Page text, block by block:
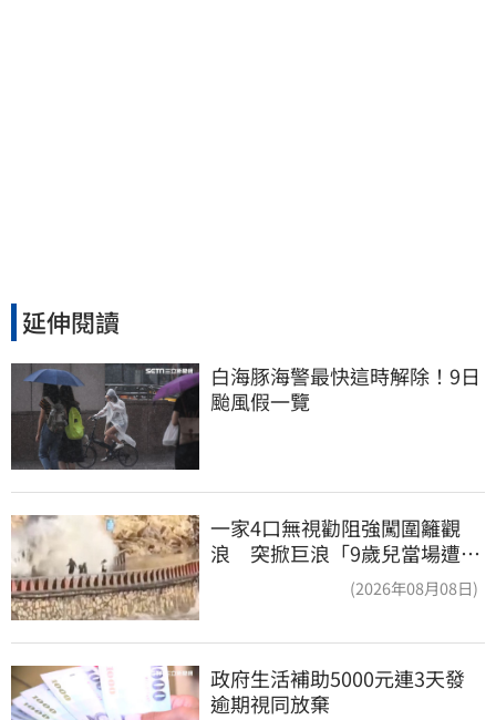
延伸閱讀
白海豚海警最快這時解除！9日
颱風假一覽
一家4口無視勸阻強闖圍籬觀
浪 突掀巨浪「9歲兒當場遭捲
(2026年08月08日)
政府生活補助5000元連3天發
逾期視同放棄